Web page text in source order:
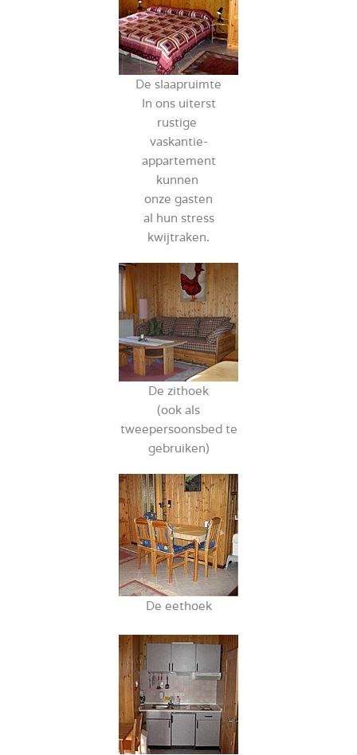
De slaapruimte
In ons uiterst
rustige
vaskantie-
appartement
kunnen
onze gasten
al hun stress
kwijtraken.
De zithoek
(ook als
tweepersoonsbed te
gebruiken)
De eethoek